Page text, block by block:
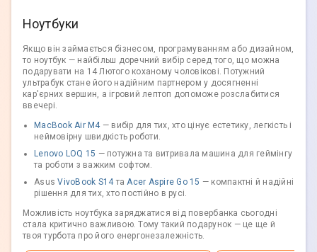
Ноутбуки
Якщо він займається бізнесом, програмуванням або дизайном,
то ноутбук — найбільш доречний вибір серед того, що можна
подарувати на 14 Лютого коханому чоловікові. Потужний
ультрабук стане його надійним партнером у досягненні
кар'єрних вершин, а ігровий лептоп допоможе розслабитися
ввечері.
MacBook Air M4— вибір для тих, хто цінує естетику, легкість і
неймовірну швидкість роботи.
Lenovo LOQ 15 — потужна та витривала машина для геймінгу
та роботи з важким софтом.
AsusVivoBook S14таAcer Aspire Go 15 — компактні й надійні
рішення для тих, хто постійно в русі.
Можливість ноутбука заряджатися від повербанка сьогодні
стала критично важливою. Тому такий подарунок — це ще й
твоя турбота про його енергонезалежність.